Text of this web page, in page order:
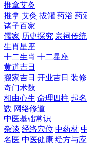
推拿艾灸
推拿 艾灸 拔罐 药浴 药
诸子百家
儒家 历史探究 宗祠传统
生肖星座
十二生肖 十二星座
黄道吉日
搬家吉日 开业吉日 装
奇门术数
相由心生 命理四柱 起名
数 网络修道
中医基础常识
杂谈 经络穴位 中药材
名医 中医健康 经方与应